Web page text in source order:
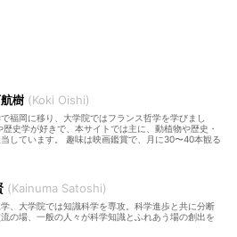
樹 Koki Oishi
福岡に移り、大学院ではフランス哲学を学びまし
史学が好きで、本サイトでは主に、動植物や歴史・
しています。 趣味は映画鑑賞で、月に30〜40本観る
Kainuma Satoshi
、大学院では知識科学を専攻。科学進歩と共に分断
の場、一般の人々が科学知識とふれあう場の創出を